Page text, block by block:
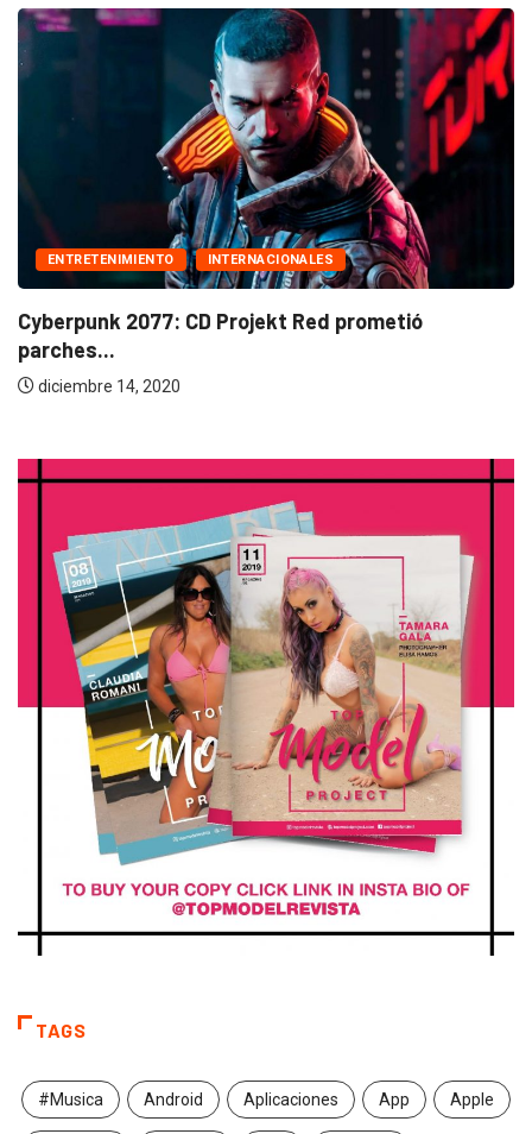
Red prometió
TAGS
#Musica Android Aplicaciones App Apple